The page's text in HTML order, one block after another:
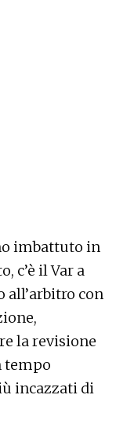
imbattuto in
c’è il Var a
all’arbitro con
la revisione
tempo
incazzati di